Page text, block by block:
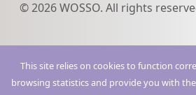
© 2026 WOSSO. All rights
This site relies on cookies to function
browsing statistics and provide you with